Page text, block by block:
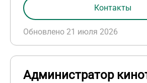
Обновлено 21 июля 2026
Контакты
Администратор